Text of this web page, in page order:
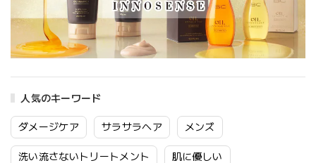
人気のキーワード
ダメージケア サラサラヘア メンズ
洗い流さないトリートメント 肌に優しい